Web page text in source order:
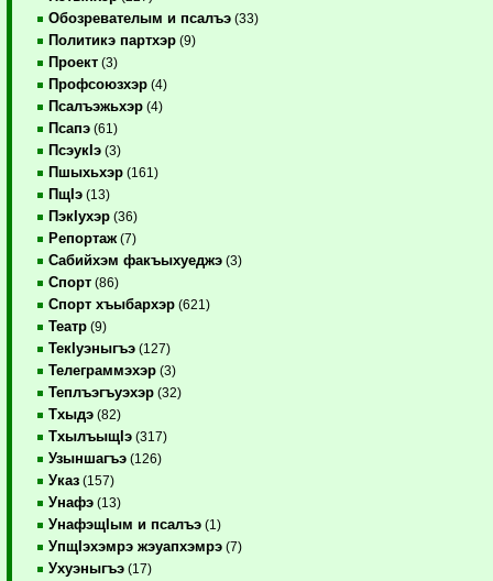
Обозревателым и псалъэ (33)
Политикэ партхэр (9)
Проект (3)
Профсоюзхэр (4)
Псалъэжьхэр (4)
Псапэ (61)
ПсэукIэ (3)
Пшыхьхэр (161)
ПщIэ (13)
ПэкIухэр (36)
Репортаж (7)
Сабийхэм факъыхуеджэ (3)
Спорт (86)
Спорт хъыбархэр (621)
Театр (9)
ТекIуэныгъэ (127)
Телеграммэхэр (3)
Теплъэгъуэхэр (32)
Тхыдэ (82)
ТхылъыщIэ (317)
Узыншагъэ (126)
Указ (157)
Унафэ (13)
УнафэщIым и псалъэ (1)
УпщIэхэмрэ жэуапхэмрэ (7)
Ухуэныгъэ (17)